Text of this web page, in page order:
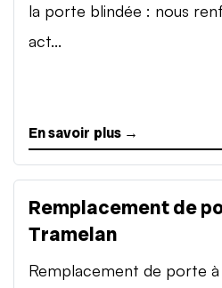
la porte blindée : nous
act...
En savoir plus →
Remplacement de
Tramelan
Remplacement de porte à